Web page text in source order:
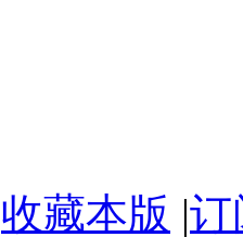
收藏本版 |订